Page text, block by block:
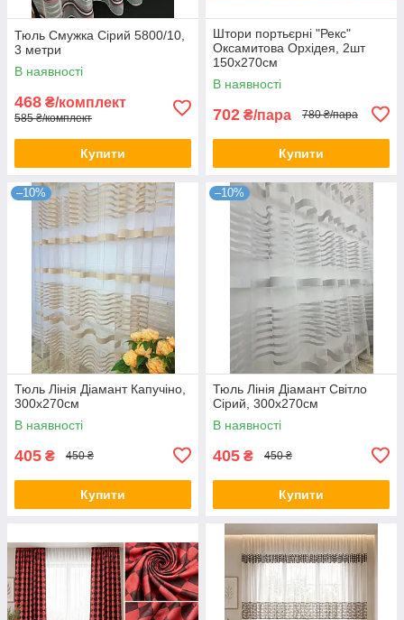
Тюль Смужка Сірий 5800/10,
3 метри
В наявності
468 ₴/комплект
585 ₴/комплект
Купити
Штори портьєрні "Рекс"
Оксамитова Орхідея, 2шт
150х270см
В наявності
702 ₴/пара 780 ₴/пара
Купити
–10%
Тюль Лінія Діамант Капучіно,
300х270см
В наявності
405 ₴ 450 ₴
Купити
–10%
Тюль Лінія Діамант Світло
Сірий, 300х270см
В наявності
405 ₴ 450 ₴
Купити